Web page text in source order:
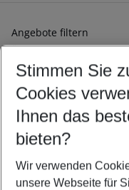
Angebote filtern
Ändern Sie Ihre
Abflughafen wählen
Beliebiger
Reisezeitraum
10.08.26–
2 Erwachsene
Stimmen Sie
Cookies
Ihnen das
bieten?
Wir verwenden
unsere Webseite für